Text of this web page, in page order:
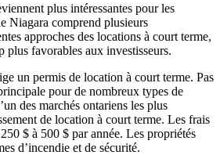
plus intéressantes pour les
Niagara comprend plusieurs
approches des locations à court terme,
plus favorables aux investisseurs.
un permis de location à court terme. Pas
pour de nombreux types de
des marchés ontariens les plus
de location à court terme. Les frais
$ à 500 $ par année. Les propriétés
d’incendie et de sécurité.